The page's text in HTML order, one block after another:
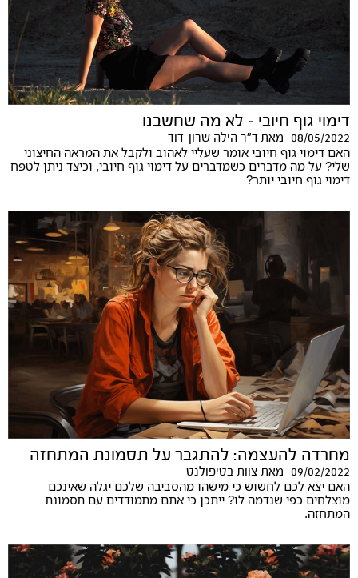
דימוי גוף חיובי – לא מה שחשבנו
08/05/2022 מאתד"ר הילה שרון-דוד
האם דימוי גוף חיובי אומר שעליי לאהוב ולקבל את המראה החיצוני
שלי? על מה מדברים כשמדברים על דימוי גוף חיובי, וכיצד ניתן לטפח
דימוי גוף חיובי יותר?
מחרדה להעצמה: להתגבר על תסמונת המתחזה
09/02/2022 מאת צוות בטיפולנט
האם יצא לכם לחשוש כי מישהו מהסביבה שלכם יגלה שאינכם
מוצלחים כפי שנדמה לו? ייתכן כי אתם מתמודדים עם תסמונת
המתחזה.